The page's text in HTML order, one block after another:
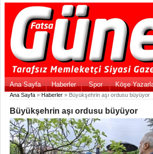
Ana Sayfa Haberler Spor Köşe
Ana Sayfa » Haberler » Büyükşehrin aşı ordusu büyüyor
Büyükşehrin aşı ordusu büyüyor